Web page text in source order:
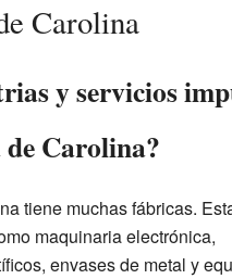
Carolina
y servicios
Carolina?
tiene muchas fábricas.
maquinaria electrónica,
envases de metal y